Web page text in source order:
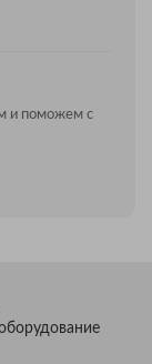
и поможем с